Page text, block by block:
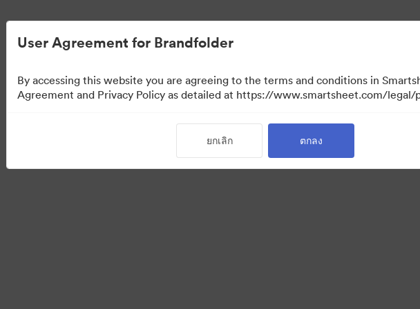
User Agreement for Brandfolder
By accessing this website you are agreeing to the terms and conditions in
Agreement and Privacy Policy as detailed at https://www.smartsheet.com/legal/
ยกเลิก ตกลง